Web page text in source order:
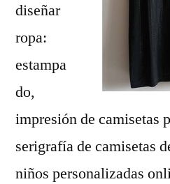
diseñar
ropa:
estampa
do,
impresión de camisetas
serigrafía de camisetas
niños personalizadas